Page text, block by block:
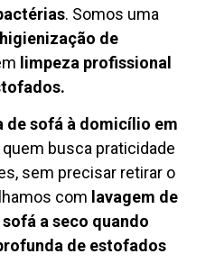
. Somos uma
de
limpeza profissional
de sofá à domicílio em
quem busca praticidade
sem precisar retirar o
com lavagem de
sofá a seco quando
de estofados